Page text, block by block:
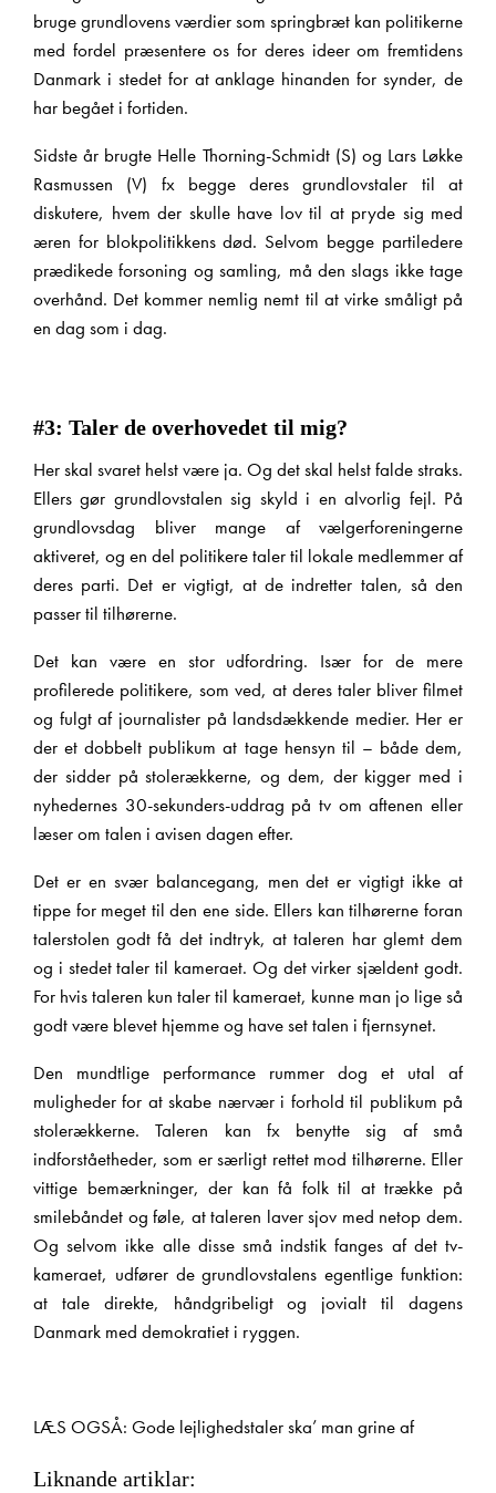
bruge grundlovens værdier som springbræt kan politikerne
med fordel præsentere os for deres ideer om fremtidens
Danmark i stedet for at anklage hinanden for synder, de
har begået i fortiden.
Sidste år brugte Helle Thorning-Schmidt (S) og Lars Løkke
Rasmussen (V) fx begge deres grundlovstaler til at
diskutere, hvem der skulle have lov til at pryde sig med
æren for blokpolitikkens død. Selvom begge partiledere
prædikede forsoning og samling, må den slags ikke tage
overhånd. Det kommer nemlig nemt til at virke småligt på
en dag som i dag.
#3: Taler de overhovedet til mig?
Her skal svaret helst være ja. Og det skal helst falde straks.
Ellers gør grundlovstalen sig skyld i en alvorlig fejl. På
grundlovsdag bliver mange af vælgerforeningerne
aktiveret, og en del politikere taler til lokale medlemmer af
deres parti. Det er vigtigt, at de indretter talen, så den
passer til tilhørerne.
Det kan være en stor udfordring. Især for de mere
profilerede politikere, som ved, at deres taler bliver filmet
og fulgt af journalister på landsdækkende medier. Her er
der et dobbelt publikum at tage hensyn til – både dem,
der sidder på stolerækkerne, og dem, der kigger med i
nyhedernes 30-sekunders-uddrag på tv om aftenen eller
læser om talen i avisen dagen efter.
Det er en svær balancegang, men det er vigtigt ikke at
tippe for meget til den ene side. Ellers kan tilhørerne foran
talerstolen godt få det indtryk, at taleren har glemt dem
og i stedet taler til kameraet. Og det virker sjældent godt.
For hvis taleren kun taler til kameraet, kunne man jo lige så
godt være blevet hjemme og have set talen i fjernsynet.
Den mundtlige performance rummer dog et utal af
muligheder for at skabe nærvær i forhold til publikum på
stolerækkerne. Taleren kan fx benytte sig af små
indforståetheder, som er særligt rettet mod tilhørerne. Eller
vittige bemærkninger, der kan få folk til at trække på
smilebåndet og føle, at taleren laver sjov med netop dem.
Og selvom ikke alle disse små indstik fanges af det tv-
kameraet, udfører de grundlovstalens egentlige funktion:
at tale direkte, håndgribeligt og jovialt til dagens
Danmark med demokratiet i ryggen.
LÆS OGSÅ: Gode lejlighedstaler ska’ man grine af
Liknande artiklar: